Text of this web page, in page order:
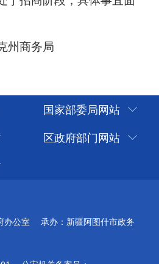
国家部委局网站
区政府部门网站
办公室
承办：新疆阿图什市政务